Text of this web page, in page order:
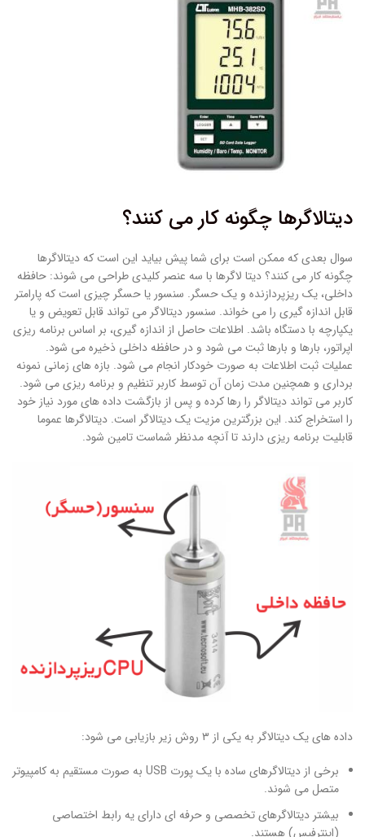
دیتالاگرها چگونه کار می کنند؟
سوال بعدی که ممکن است برای شما پیش بیاید این است که دیتالاگرها
چگونه کار می کنند؟ دیتا لاگرها با سه عنصر کلیدی طراحی می شوند: حافظه
داخلی، یک ریزپردازنده و یک حسگر. سنسور یا حسگر چیزی است که پارامتر
قابل اندازه گیری را می خواند. سنسور دیتالاگر می تواند قابل تعویض و یا
یکپارچه با دستگاه باشد. اطلاعات حاصل از اندازه گیری، بر اساس برنامه ریزی
اپراتور، بارها و بارها ثبت می شود و در حافظه داخلی ذخیره می شود.
عملیات ثبت اطلاعات به صورت خودکار انجام می شود. بازه های زمانی نمونه
برداری و همچنین مدت زمان آن توسط کاربر تنظیم و برنامه ریزی می شود.
کاربر می تواند دیتالاگر را رها کرده و پس از بازگشت داده های مورد نیاز خود
را استخراج کند. این بزرگترین مزیت یک دیتالاگر است. دیتالاگرها عموما
قابلیت برنامه ریزی دارند تا آنچه مدنظر شماست تامین شود.
داده های یک دیتالاگر به یکی از ۳ روش زیر بازیابی می شود:
برخی از دیتالاگرهای ساده با یک پورت USB به صورت مستقیم به کامپیوتر
متصل می شوند.
بیشتر دیتالاگرهای تخصصی و حرفه ای دارای یه رابط اختصاصی
(اینترفیس) هستند.